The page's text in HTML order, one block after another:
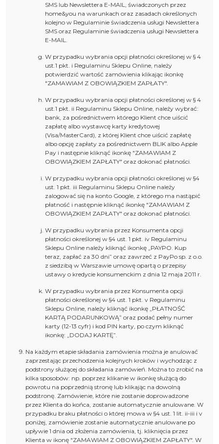
SMS lub Newslettera E-MAIL, świadczonych przez
home&you na warunkach oraz zasadach określonych
kolejno w Regulaminie świadczenia usługi Newslettera
SMS oraz Regulaminie świadczenia usługi Newslettera
E-MAIL.
W przypadku wybrania opcji płatności określonej w § 4
ust.1 pkt. i Regulaminu Sklepu Online, należy
potwierdzić wartość zamówienia klikając ikonkę
"ZAMAWIAM Z OBOWIĄZKIEM ZAPŁATY".
W przypadku wybrania opcji płatności określonej w § 4
ust.1 pkt. ii Regulaminu Sklepu Online, należy wybrać:
bank, za pośrednictwem którego Klient chce uiścić
zapłatę albo wystawcę karty kredytowej
(Visa/MasterCard), z której Klient chce uiścić zapłatę
albo opcję zapłaty za pośrednictwem BLIK albo Apple
Pay i następnie kliknąć ikonkę "ZAMAWIAM Z
OBOWIĄZKIEM ZAPŁATY" oraz dokonać płatności.
W przypadku wybrania opcji płatności określonej w §4
ust. 1 pkt. iii Regulaminu Sklepu Online należy
zalogować się na konto Google, z którego ma nastąpić
płatność i następnie kliknąć ikonkę "ZAMAWIAM Z
OBOWIĄZKIEM ZAPŁATY" oraz dokonać płatności.
W przypadku wybrania przez Konsumenta opcji
płatności określonej w §4 ust. 1 pkt. iv Regulaminu
Sklepu Online należy kliknąć ikonkę „PAYPO. Kup
teraz, zapłać za 30 dni” oraz zawrzeć z PayPo sp. z o.o.
z siedzibą w Warszawie umowę opartą o przepisy
ustawy o kredycie konsumenckim z dnia 12 maja 2011 r.
W przypadku wybrania przez Konsumenta opcji
płatności określonej w §4 ust. 1 pkt. v Regulaminu
Sklepu Online, należy kliknąć ikonkę „PŁATNOŚĆ
KARTĄ PODARUNKOWĄ” oraz podać pełny numer
karty (12-13 cyfr) i kod PIN karty, po czym kliknąć
ikonkę: „DODAJ KARTĘ”.
Na każdym etapie składania zamówienia można je anulować
zaprzestając przechodzenia kolejnych kroków i wychodząc z
podstrony służącej do składania zamówień. Można to zrobić na
kilka sposobów: np. poprzez klikanie w ikonkę służącą do
powrotu na poprzednią stronę lub klikając na dowolną
podstronę. Zamówienie, które nie zostanie doprowadzone
przez Klienta do końca, zostanie automatycznie anulowane. W
przypadku braku płatności o której mowa w §4 ust. 1 lit. ii-iii i v
poniżej, zamówienie zostanie automatycznie anulowane po
upływie 1 dnia od złożenia zamówienia, tj. kliknięcia przez
Klienta w ikonę "ZAMAWIAM Z OBOWIĄZKIEM ZAPŁATY". W